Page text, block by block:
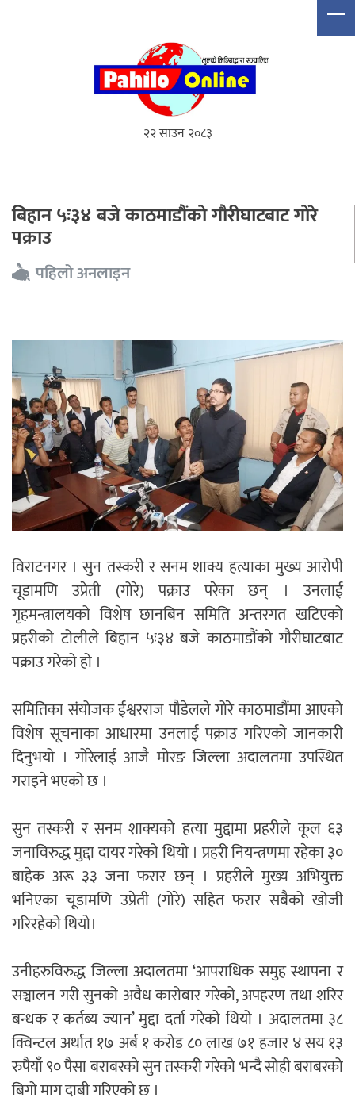
२२ साउन २०८३
बिहान ५ः३४ बजे काठमाडौंको गौरीघाटबाट गोरे
पक्राउ
पहिलो अनलाइन
विराटनगर । सुन तस्करी र सनम शाक्य हत्याका मुख्य आरोपी
चूडामणि उप्रेती (गोरे) पक्राउ परेका छन् । उनलाई
गृहमन्त्रालयको विशेष छानबिन समिति अन्तरगत खटिएको
प्रहरीको टोलीले बिहान ५ः३४ बजे काठमाडौंको गौरीघाटबाट
पक्राउ गरेको हो ।
समितिका संयोजक ईश्वरराज पौडेलले गोरे काठमाडौंमा आएको
विशेष सूचनाका आधारमा उनलाई पक्राउ गरिएको जानकारी
दिनुभयो । गोरेलाई आजै मोरङ जिल्ला अदालतमा उपस्थित
गराइने भएको छ ।
सुन तस्करी र सनम शाक्यको हत्या मुद्दामा प्रहरीले कूल ६३
जनाविरुद्ध मुद्दा दायर गरेको थियो । प्रहरी नियन्त्रणमा रहेका ३०
बाहेक अरू ३३ जना फरार छन् । प्रहरीले मुख्य अभियुक्त
भनिएका चूडामणि उप्रेती (गोरे) सहित फरार सबैको खोजी
गरिरहेको थियो।
उनीहरुविरुद्ध जिल्ला अदालतमा ‘आपराधिक समुह स्थापना र
सञ्चालन गरी सुनको अवैध कारोबार गरेको, अपहरण तथा शरिर
बन्धक र कर्तब्य ज्यान’ मुद्दा दर्ता गरेको थियो । अदालतमा ३८
क्विन्टल अर्थात १७ अर्ब १ करोड ८० लाख ७१ हजार ४ सय १३
रुपैयाँ ९० पैसा बराबरको सुन तस्करी गरेको भन्दै सोही बराबरको
बिगो माग दाबी गरिएको छ ।